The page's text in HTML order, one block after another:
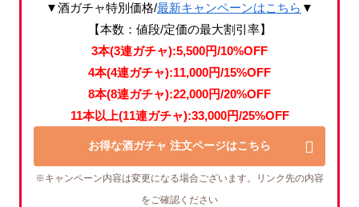
▼酒ガチャ特別価格/最新キャンペーンはこちら ▼
【本数：値段/定価の最大割引率】
3本(3連ガチャ):5,500円/10%OFF
4本(4連ガチャ):11,000円/15%OFF
8本(8連ガチャ):22,000円/20%OFF
11本以上(11連ガチャ):33,000円/25%OFF
お得な酒ガチャ 注文ページはこちら
※キャンペーン内容は変更になる場合ございます。リンク先の内容
をご確認ください